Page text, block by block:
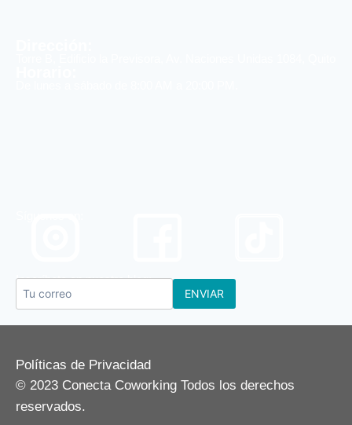
Inscríbete en nuestro blog:
ENVIAR
Políticas de Privacidad
© 2023 Conecta Coworking Todos los derechos
reservados.